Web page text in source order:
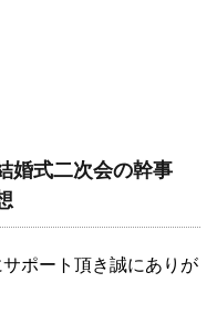
婚式二次会の幹事
ポート頂き誠にありが